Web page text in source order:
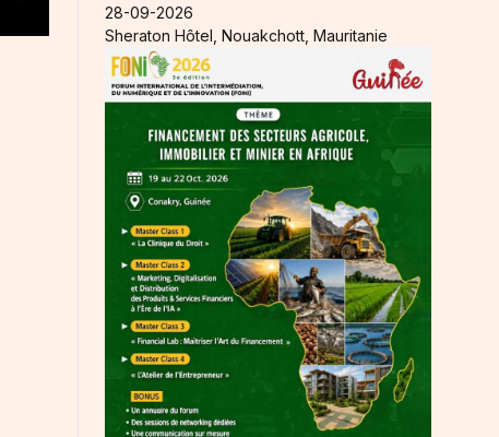
28-09-2026
Sheraton Hôtel, Nouakchott, Mauritanie